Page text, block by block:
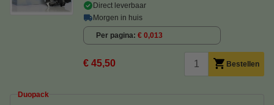
Direct leverbaar
Morgen in huis
Per pagina € 0,013
€ 45,50 Bestellen
Duopack